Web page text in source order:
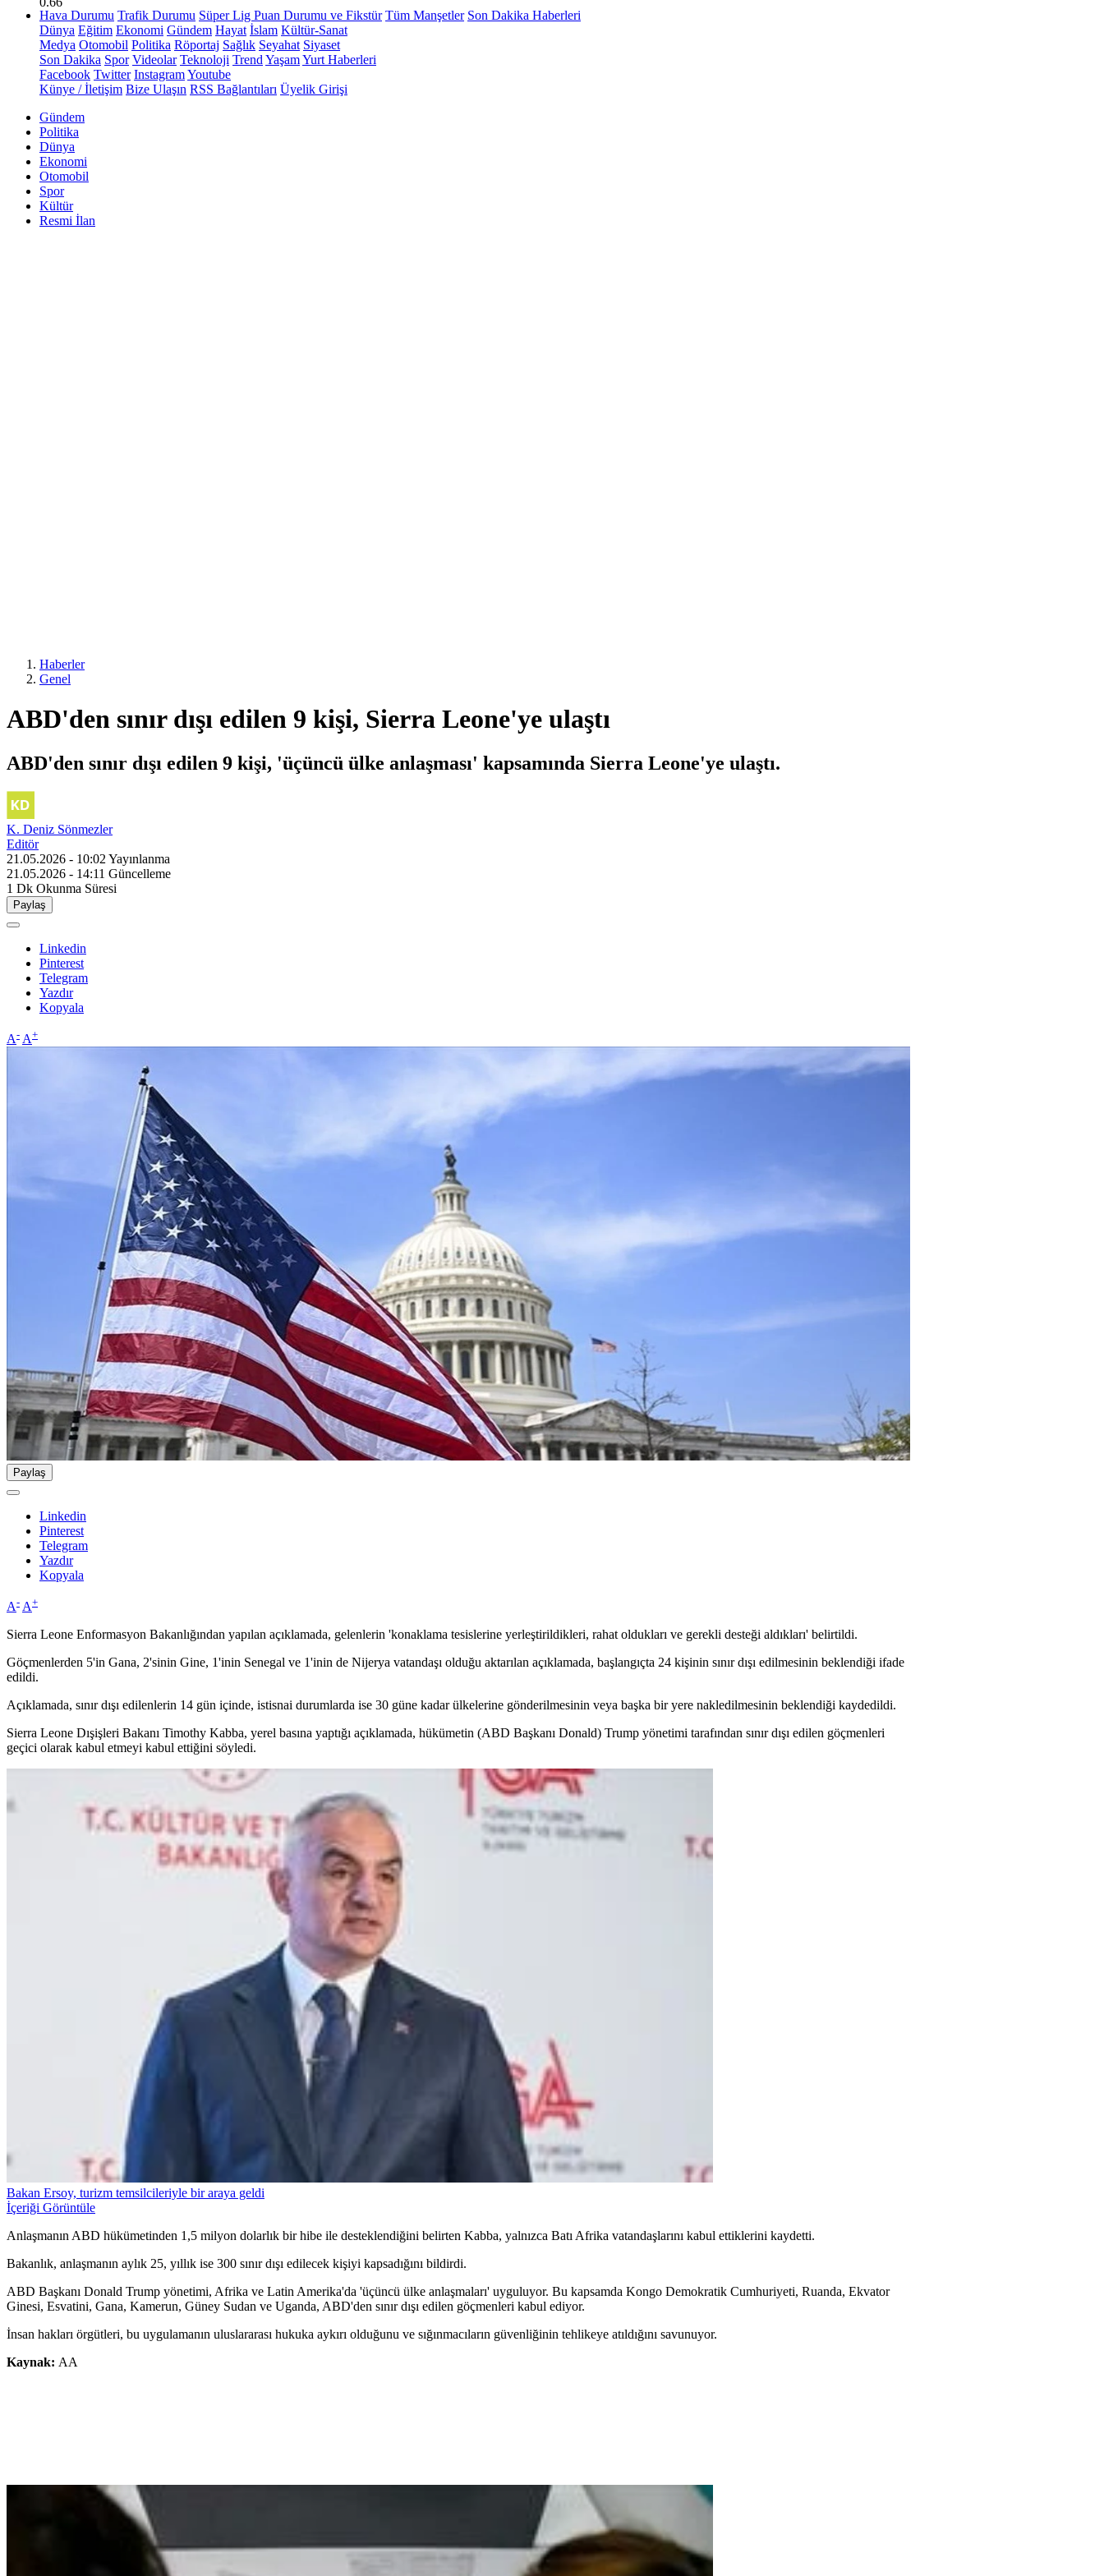
Hava Durumu Trafik Durumu Süper Lig Puan Durumu ve Fikstür Tüm Manşetler Son Dakika Haberleri
Dünya Eğitim Ekonomi Gündem Hayat İslam Kültür-Sanat
Medya Otomobil Politika Röportaj Sağlık Seyahat Siyaset
Son Dakika Spor Videolar Teknoloji Trend YaşamYurt Haberleri
Facebook Twitter InstagramYoutube
Künye / İletişim Bize Ulaşın RSS Bağlantıları Üyelik Girişi
Gündem
Politika
Dünya
Ekonomi
Otomobil
Spor
Kültür
Resmi İlan
Haberler
Genel
ABD'den sınır dışı edilen 9 kişi, Sierra Leone'ye ulaştı
ABD'den sınır dışı edilen 9 kişi, 'üçüncü ülke anlaşması' kapsamında Sierra Leone'ye ulaştı.
K. Deniz Sönmezler
Editör
21.05.2026 - 10:02 Yayınlanma
21.05.2026 - 14:11 Güncelleme
1 Dk Okunma Süresi
Paylaş
Linkedin
Pinterest
Telegram
Yazdır
Kopyala
A- A+
Paylaş
Linkedin
Pinterest
Telegram
Yazdır
Kopyala
A- A+
Sierra Leone Enformasyon Bakanlığından yapılan açıklamada, gelenlerin 'konaklama tesislerine yerleştirildikleri, rahat oldukları ve gerekli desteği aldıkları' belirtildi.
Göçmenlerden 5'in Gana, 2'sinin Gine, 1'inin Senegal ve 1'inin de Nijerya vatandaşı olduğu aktarılan açıklamada, başlangıçta 24 kişinin sınır dışı edilmesinin beklendiği ifade
edildi.
Açıklamada, sınır dışı edilenlerin 14 gün içinde, istisnai durumlarda ise 30 güne kadar ülkelerine gönderilmesinin veya başka bir yere nakledilmesinin beklendiği kaydedildi.
Sierra Leone Dışişleri Bakanı Timothy Kabba, yerel basına yaptığı açıklamada, hükümetin (ABD Başkanı Donald) Trump yönetimi tarafından sınır dışı edilen göçmenleri
geçici olarak kabul etmeyi kabul ettiğini söyledi.
Bakan Ersoy, turizm temsilcileriyle bir araya geldi
İçeriği Görüntüle
Anlaşmanın ABD hükümetinden 1,5 milyon dolarlık bir hibe ile desteklendiğini belirten Kabba, yalnızca Batı Afrika vatandaşlarını kabul ettiklerini kaydetti.
Bakanlık, anlaşmanın aylık 25, yıllık ise 300 sınır dışı edilecek kişiyi kapsadığını bildirdi.
ABD Başkanı Donald Trump yönetimi, Afrika ve Latin Amerika'da 'üçüncü ülke anlaşmaları' uyguluyor. Bu kapsamda Kongo Demokratik Cumhuriyeti, Ruanda, Ekvator
Ginesi, Esvatini, Gana, Kamerun, Güney Sudan ve Uganda, ABD'den sınır dışı edilen göçmenleri kabul ediyor.
İnsan hakları örgütleri, bu uygulamanın uluslararası hukuka aykırı olduğunu ve sığınmacıların güvenliğinin tehlikeye atıldığını savunuyor.
Kaynak: AA